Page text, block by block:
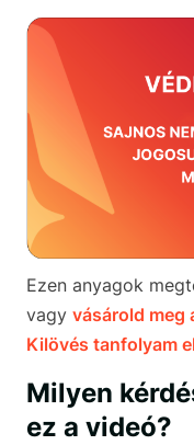
Ezen anyagok
vagy vásárold meg
Kilövés tanfolyam
Milyen
ez a videó?